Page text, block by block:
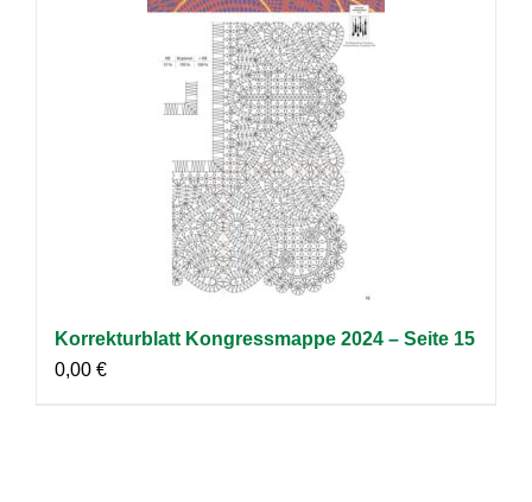
Korrekturblatt Kongressmappe 2024 – Seite 15
0,00 €